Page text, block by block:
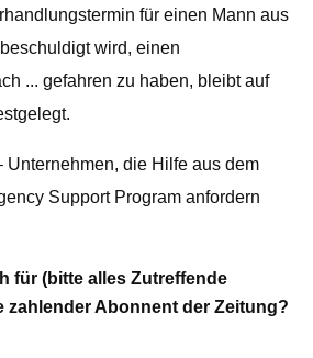
für einen Mann aus
wird, einen
... gefahren zu haben, bleibt auf
Unternehmen, die Hilfe aus dem
Support Program anfordern
für (bitte alles Zutreffende
zahlender Abonnent der Zeitung?